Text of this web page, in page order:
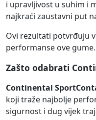
i upravljivost u suhim i
najkraći zaustavni put
Ovi rezultati potvrđuju
performanse ove gume.
Zašto odabrati
Continental
koji traže najbolje
sigurnost i dug vijek